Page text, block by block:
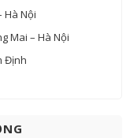
Hà Nội
Mai – Hà Nội
Định